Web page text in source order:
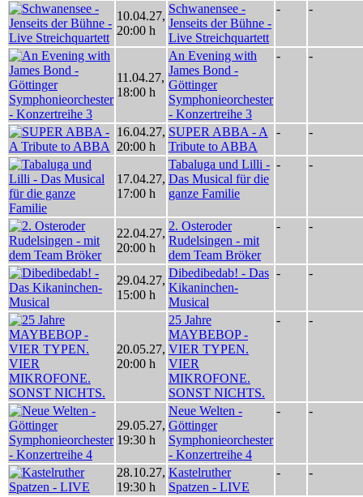
10.04.27,
20:00 h
Schwanensee -
Jenseits der Bühne -
Live Streichquartett
- -
11.04.27,
18:00 h
An Evening with
James Bond -
Göttinger
Symphonieorchester
- Konzertreihe 3
- -
16.04.27,
20:00 h
SUPER ABBA - A
Tribute to ABBA
- -
17.04.27,
17:00 h
Tabaluga und Lilli -
Das Musical für die
ganze Familie
- -
22.04.27,
20:00 h
2. Osteroder
Rudelsingen - mit
dem Team Bröker
- -
29.04.27,
15:00 h
Dibedibedab! - Das
Kikaninchen-
Musical
- -
20.05.27,
20:00 h
25 Jahre
MAYBEBOP -
VIER TYPEN.
VIER
MIKROFONE.
SONST NICHTS.
- -
29.05.27,
19:30 h
Neue Welten -
Göttinger
Symphonieorchester
- Konzertreihe 4
- -
28.10.27,
19:30 h
Kastelruther
Spatzen - LIVE
- -